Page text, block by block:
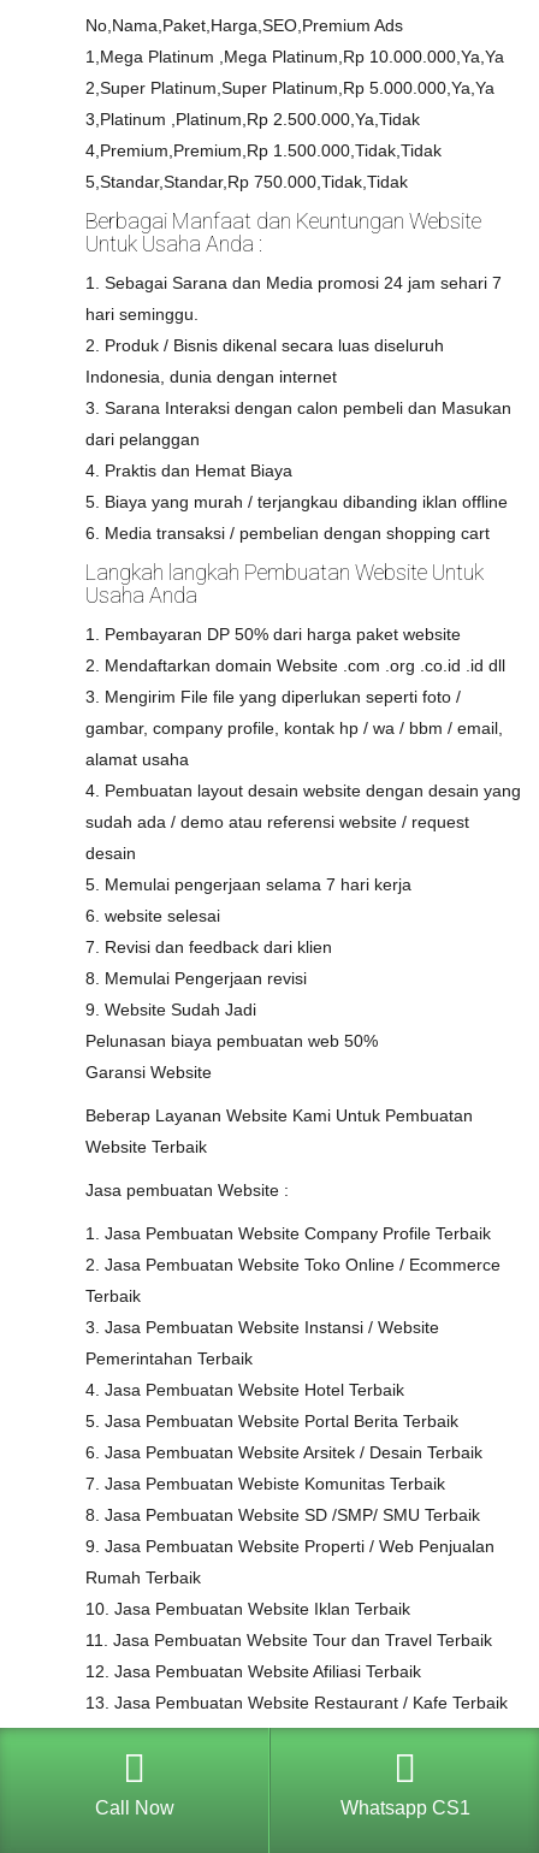
No,Nama,Paket,Harga,SEO,Premium Ads
1,Mega Platinum ,Mega Platinum,Rp 10.000.000,Ya,Ya
2,Super Platinum,Super Platinum,Rp 5.000.000,Ya,Ya
3,Platinum ,Platinum,Rp 2.500.000,Ya,Tidak
4,Premium,Premium,Rp 1.500.000,Tidak,Tidak
5,Standar,Standar,Rp 750.000,Tidak,Tidak
Berbagai Manfaat dan Keuntungan Website
Untuk Usaha Anda :
1. Sebagai Sarana dan Media promosi 24 jam sehari 7
hari seminggu.
2. Produk / Bisnis dikenal secara luas diseluruh
Indonesia, dunia dengan internet
3. Sarana Interaksi dengan calon pembeli dan Masukan
dari pelanggan
4. Praktis dan Hemat Biaya
5. Biaya yang murah / terjangkau dibanding iklan offline
6. Media transaksi / pembelian dengan shopping cart
Langkah langkah Pembuatan Website Untuk
Usaha Anda
1. Pembayaran DP 50% dari harga paket website
2. Mendaftarkan domain Website .com .org .co.id .id dll
3. Mengirim File file yang diperlukan seperti foto /
gambar, company profile, kontak hp / wa / bbm / email,
alamat usaha
4. Pembuatan layout desain website dengan desain yang
sudah ada / demo atau referensi website / request
desain
5. Memulai pengerjaan selama 7 hari kerja
6. website selesai
7. Revisi dan feedback dari klien
8. Memulai Pengerjaan revisi
9. Website Sudah Jadi
Pelunasan biaya pembuatan web 50%
Garansi Website
Beberap Layanan Website Kami Untuk Pembuatan
Website Terbaik
Jasa pembuatan Website :
1. Jasa Pembuatan Website Company Profile Terbaik
2. Jasa Pembuatan Website Toko Online / Ecommerce
Terbaik
3. Jasa Pembuatan Website Instansi / Website
Pemerintahan Terbaik
4. Jasa Pembuatan Website Hotel Terbaik
5. Jasa Pembuatan Website Portal Berita Terbaik
6. Jasa Pembuatan Website Arsitek / Desain Terbaik
7. Jasa Pembuatan Webiste Komunitas Terbaik
8. Jasa Pembuatan Website SD /SMP/ SMU Terbaik
9. Jasa Pembuatan Website Properti / Web Penjualan
Rumah Terbaik
10. Jasa Pembuatan Website Iklan Terbaik
11. Jasa Pembuatan Website Tour dan Travel Terbaik
12. Jasa Pembuatan Website Afiliasi Terbaik
13. Jasa Pembuatan Website Restaurant / Kafe Terbaik
14. Jasa Pembuatan Website UMKM Terbaik
Terbaik
Call Now Whatsapp CS1